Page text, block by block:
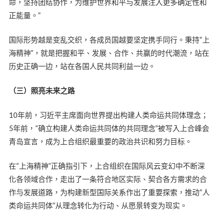
命，坚持团结协作，为维护世界和平与发展注入更多确定性和
正能量。”
国际形势越是变乱交织，各成员国越要坚定携手同行。秉持“上
海精神”，就是把握和平、发展、合作、共赢的时代潮流，站在
历史正确一边，站在各国人民共同利益一边。
（三）照亮未来之路
10年前，习近平主席面向世界提出构建人类命运共同体理念；
5年前，“确立构建人类命运共同体的共同理念”被写入上合峰会
青岛宣言，成为上合组织最重要的政治共识和努力目标。
在“上海精神”正确指引下，上合组织在国际风云变幻中不断深
化各领域合作，走出了一条符合地区实际、契合各方需求的合
作与发展道路，为构建新型国际关系作出了重要探索，推动“人
类命运共同体”从理念转化为行动、从愿景转变为现实。